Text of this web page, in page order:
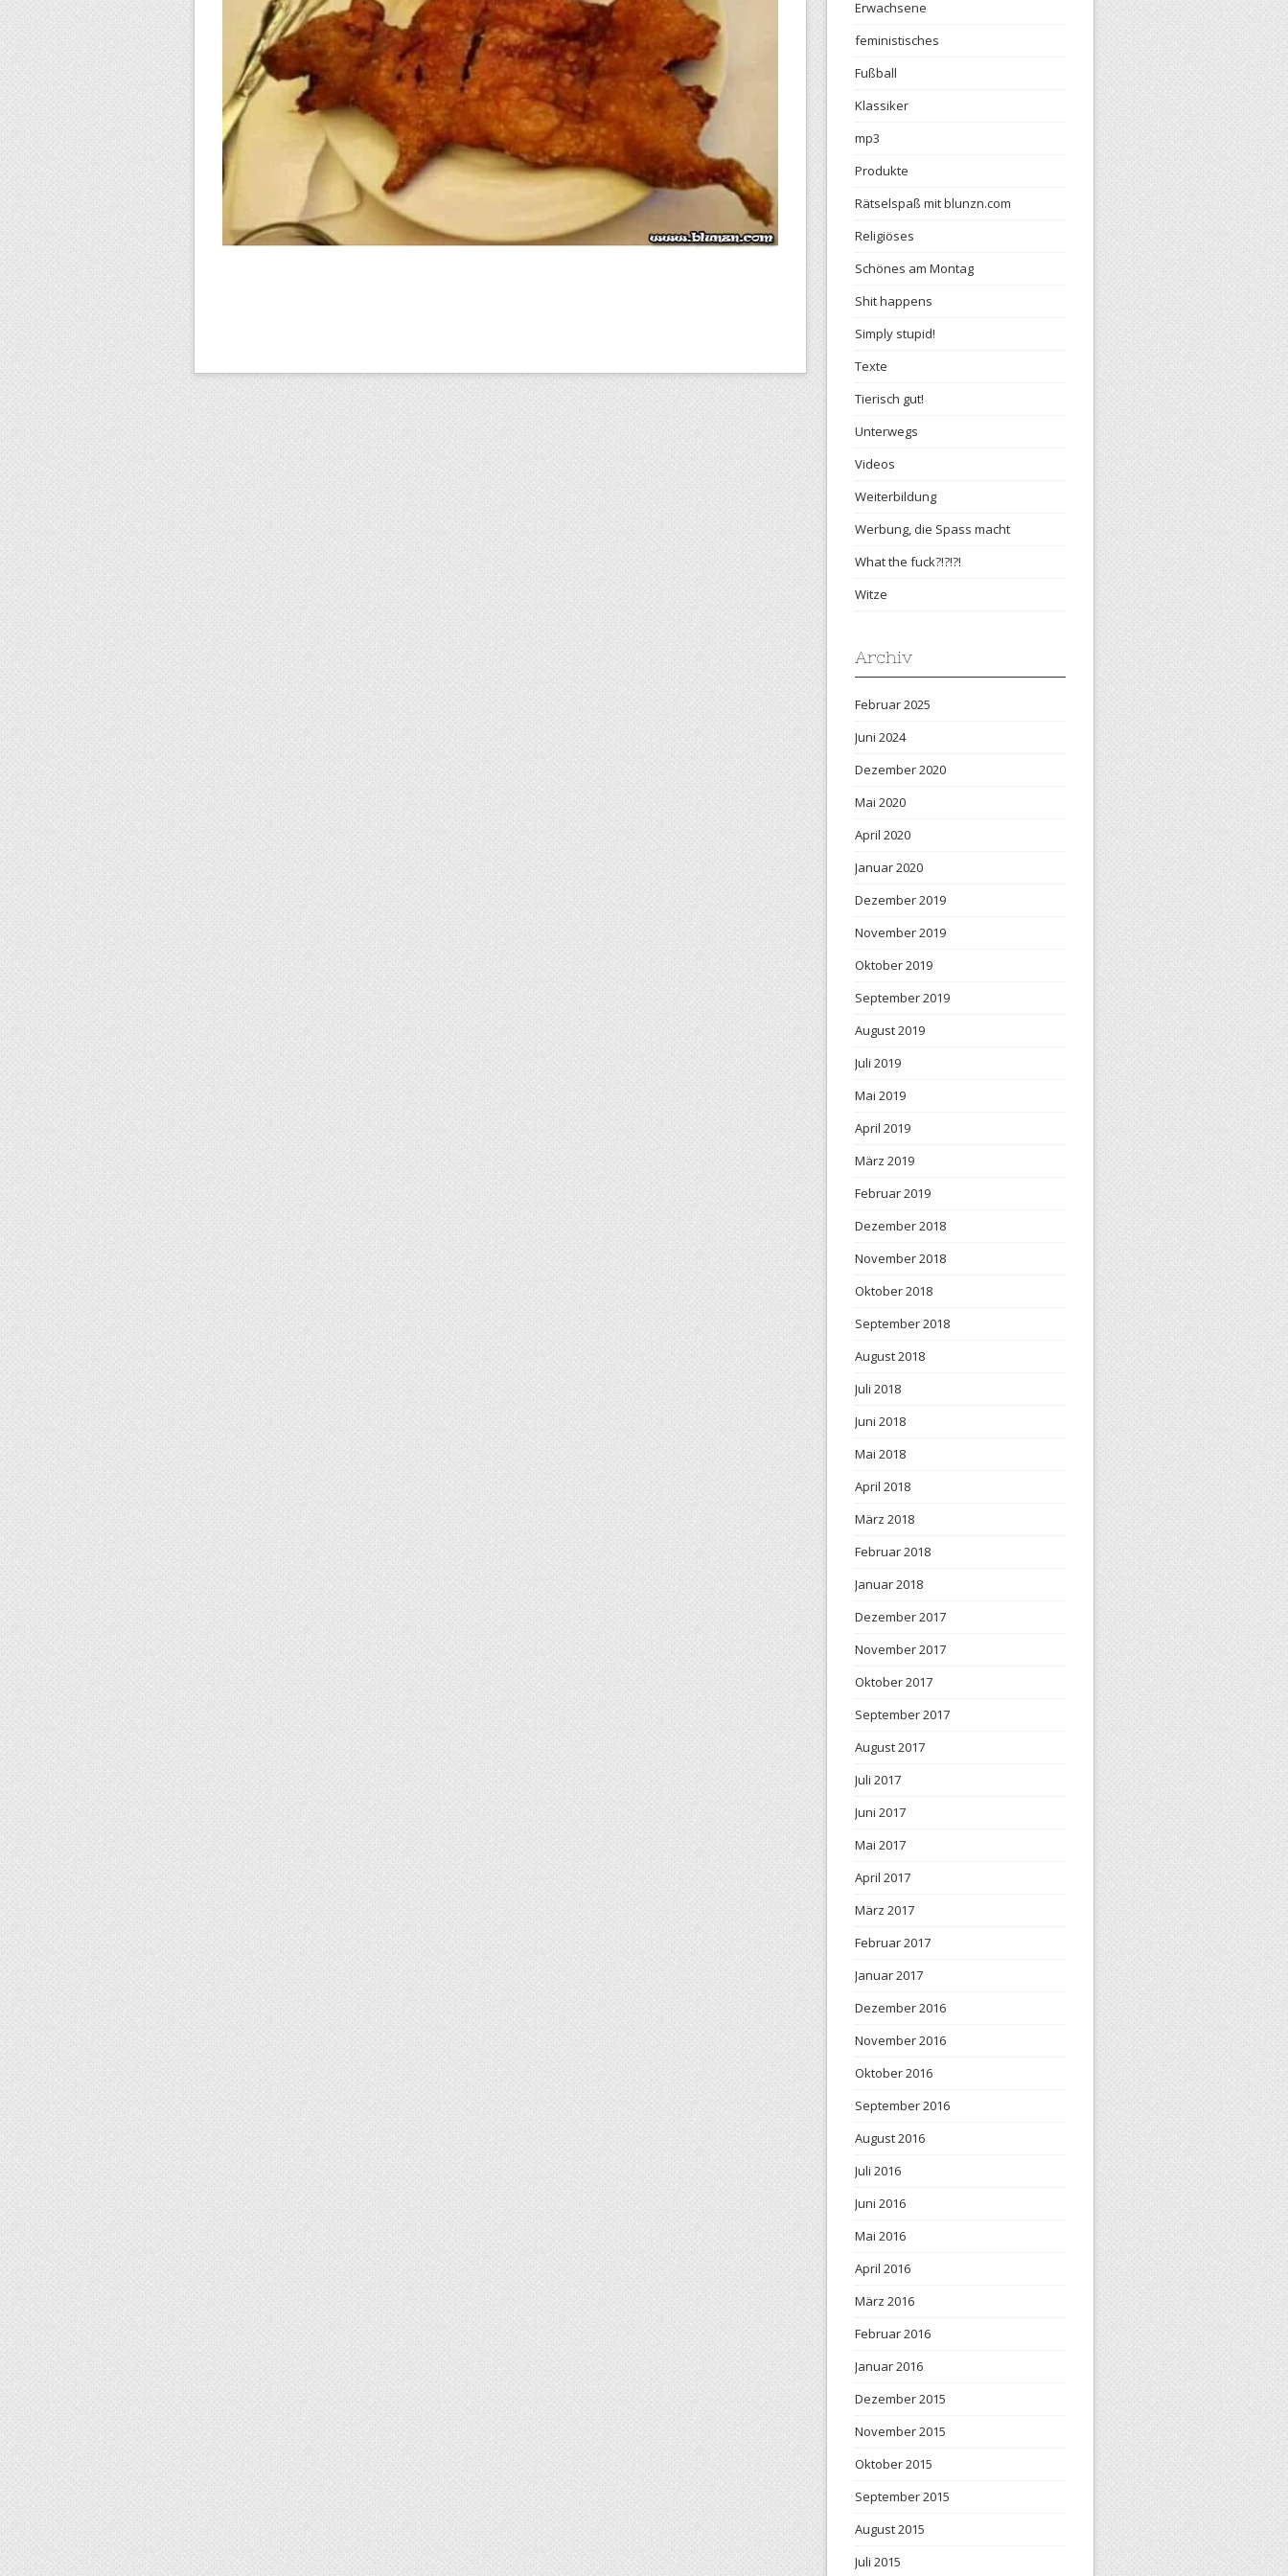
Erwachsene
feministisches
Fußball
Klassiker
mp3
Produkte
Rätselspaß mit blunzn.com
Religiöses
Schönes am Montag
Shit happens
Simply stupid!
Texte
Tierisch gut!
Unterwegs
Videos
Weiterbildung
Werbung, die Spass macht
What the fuck?!?!?!
Witze
Archiv
Februar 2025
Juni 2024
Dezember 2020
Mai 2020
April 2020
Januar 2020
Dezember 2019
November 2019
Oktober 2019
September 2019
August 2019
Juli 2019
Mai 2019
April 2019
März 2019
Februar 2019
Dezember 2018
November 2018
Oktober 2018
September 2018
August 2018
Juli 2018
Juni 2018
Mai 2018
April 2018
März 2018
Februar 2018
Januar 2018
Dezember 2017
November 2017
Oktober 2017
September 2017
August 2017
Juli 2017
Juni 2017
Mai 2017
April 2017
März 2017
Februar 2017
Januar 2017
Dezember 2016
November 2016
Oktober 2016
September 2016
August 2016
Juli 2016
Juni 2016
Mai 2016
April 2016
März 2016
Februar 2016
Januar 2016
Dezember 2015
November 2015
Oktober 2015
September 2015
August 2015
Juli 2015